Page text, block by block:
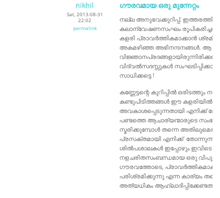
nikhil
Sat, 2013-08-31
22:02
permalink
ഗൗരവമായ ഒരു മുന്നേറ്റം
നല്ല അനുഭവക്കുറിപ്പ്.
കലാന്വേഷണസംഘം
കളരി പ്രാവർത്തികമാക്കാൻ
അകമഴിഞ്ഞ അഭിനന്ദനങ്ങൾ. ആ 4
വിദ്വൽസദസ്സുകൾ സംഘടിപ്പിക്കാൻ
സാധിക്കട്ടെ !
കണ്ണേട്ടന്റെ കുറിപ്പിൽ ഒരിടത്തും
കണ്ടുപിടിത്തങ്ങൾ ഈ കളരിയിൽ
അവകാശപ്പെടുന്നതായി എനിക്ക്
പണ്ടത്തെ ആചാര്യന്മാരുടെ
സ്മരിക്കുമ്പോൾ തന്നെ
പ്രസക്തമായി എനിക്ക്
ശിൽപശാലകൾ ഇപ്പോഴും ഇവിടെ
നളചരിതസംബന്ധമായ ഒരു
ഗൗരവത്തോടെ,
പരിശ്രമിക്കുന്നു എന്ന കാര്യം
അത്യധികം